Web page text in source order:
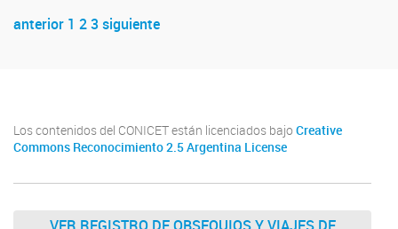
Navegador de artículos
anterior 1 23siguiente
Los contenidos del CONICET están licenciados bajo Creative
Commons Reconocimiento 2.5 Argentina License